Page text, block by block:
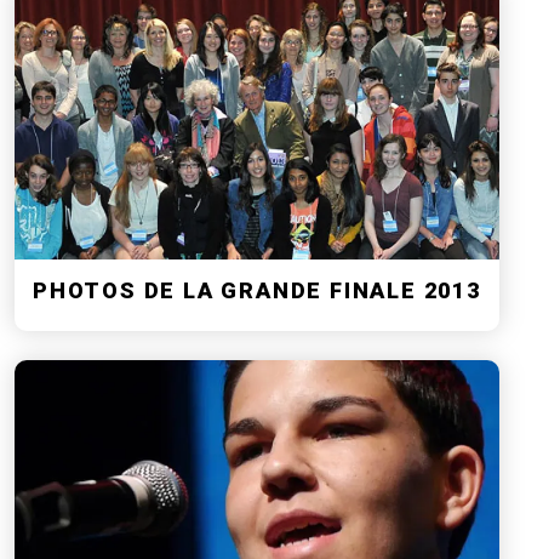
PHOTOS DE LA GRANDE FINALE 2013